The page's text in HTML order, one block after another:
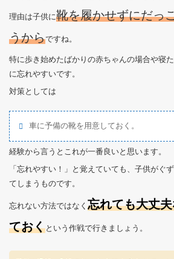
理由は子供に靴を履かせずにだっ
うからですね。
特に歩き始めたばかりの赤ちゃんの場合や寝
に忘れやすいです。
対策としては
車に予備の靴を用意しておく。
経験から言うとこれが一番良いと思います。
「忘れやすい！」と覚えていても、子供がぐ
てしまうものです。
忘れない方法ではなく 忘れても大丈
ておくという作戦で行きましょう。